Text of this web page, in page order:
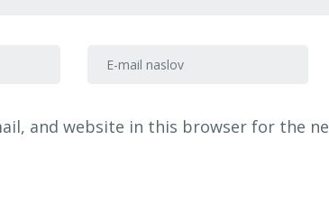
E-mail naslov
and website in this browser for the